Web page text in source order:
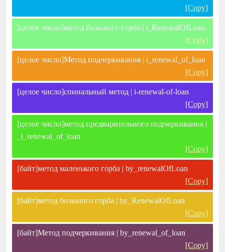
[Copy]
[целое число]метод большого горба | i_RenewalOfLoan
[Copy]
[целое число]Метод подчеркивания | i_renewal_of_loan
[Copy]
[целое число]спинальный метод | i-renewal-of-loan
[Copy]
[целое число]метод предварительного подчеркивания |
_i_renewal_of_loan
[Copy]
[байт]метод маленького горба | by_renewalOfLoan
[Copy]
[байт]метод большого горба | by_RenewalOfLoan
[Copy]
[байт]Метод подчеркивания | by_renewal_of_loan
[Copy]